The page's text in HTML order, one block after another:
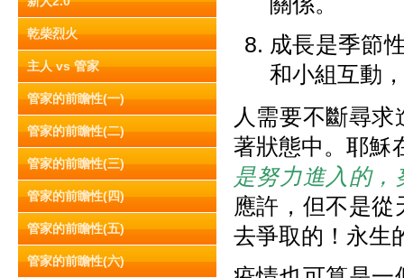
乾柴烈火
主人 vs 管家
管家的前瞻性(一)
管家的前瞻性(二)
管家的前瞻性(三)
管家的前瞻性(四)
管家的前瞻性(五)
管家的前瞻性(六)
成長是季節
和小組互動
人需要不斷尋
著狀態中。耶穌
是努力進入的
應許，但不是
去爭取的！永生